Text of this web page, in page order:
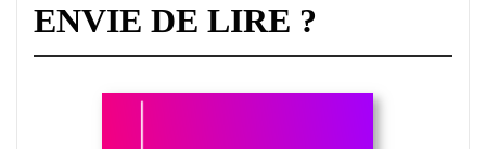
ENVIE DE LIRE ?